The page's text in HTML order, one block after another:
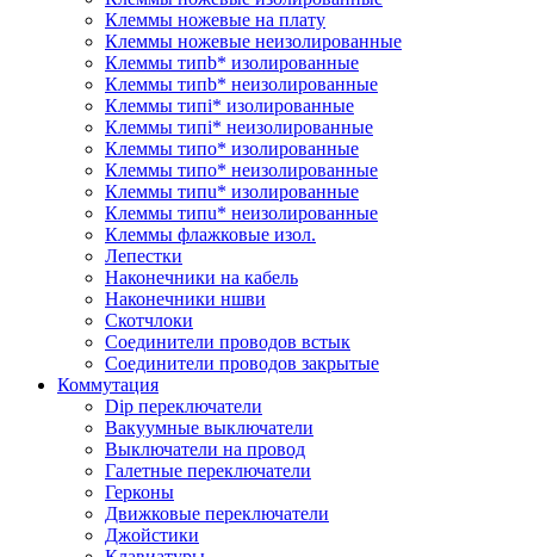
Клеммы ножевые на плату
Клеммы ножевые неизолированные
Клеммы типb* изолированные
Клеммы типb* неизолированные
Клеммы типi* изолированные
Клеммы типi* неизолированные
Клеммы типo* изолированные
Клеммы типo* неизолированные
Клеммы типu* изолированные
Клеммы типu* неизолированные
Клеммы флажковые изол.
Лепестки
Наконечники на кабель
Наконечники ншви
Скотчлоки
Соединители проводов встык
Соединители проводов закрытые
Коммутация
Dip переключатели
Вакуумные выключатели
Выключатели на провод
Галетные переключатели
Герконы
Движковые переключатели
Джойстики